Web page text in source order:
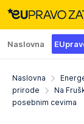
Naslovna
Naslovna
prirode
Na
posebnim cevima